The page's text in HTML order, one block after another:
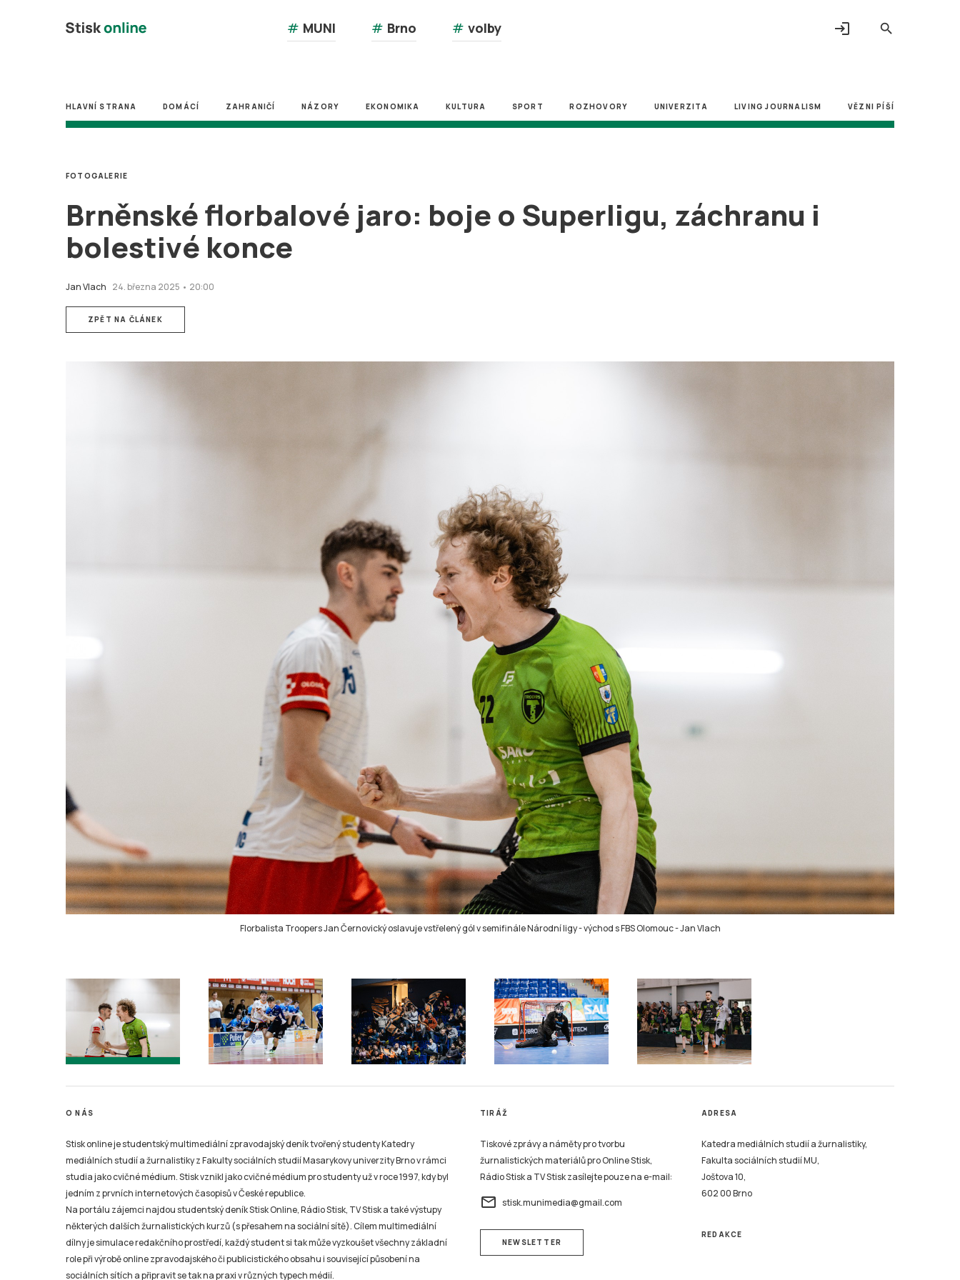
search
# MUNI # Brno # volby login
HLAVNÍ STRANA DOMÁCÍ ZAHRANIČÍ NÁZORY EKONOMIKA KULTURA SPORT ROZHOVORY UNIVERZITA LIVING JOURNALISM VĚZNI PÍŠÍ
Brněnské florbalové jaro: boje o Superligu, záchranu i
bolestivé konce
Jan Vlach 24. března 2025 • 20:00
FOTOGALERIE
ZPĚT NA ČLÁNEK
Florbalista Troopers Jan Černovický oslavuje vstřelený gól v semifinále Národní ligy - východ s FBS Olomouc-Jan Vlach
O NÁS
Stisk online je studentský multimediální zpravodajský deník tvořený studenty Katedry
mediálních studií a žurnalistiky z Fakulty sociálních studií Masarykovy univerzity Brno v rámci
studia jako cvičné médium. Stisk vznikl jako cvičné médium pro studenty už v roce 1997, kdy byl
jedním z prvních internetových časopisů v České republice.
Na portálu zájemci najdou studentský deník Stisk Online, Rádio Stisk, TV Stisk a také výstupy
některých dalších žurnalistických kurzů (s přesahem na sociální sítě). Cílem multimediální
dílny je simulace redakčního prostředí, každý student si tak může vyzkoušet všechny základní
role při výrobě online zpravodajského či publicistického obsahu i související působení na
sociálních sítích a připravit se tak na praxi v různých typech médií.
TIRÁŽ
Tiskové zprávy a náměty pro tvorbu
žurnalistických materiálů pro Online Stisk,
Rádio Stisk a TV Stisk zasílejte pouze na e-mail:
email stisk.munimedia@gmail.com
NEWSLETTER
ADRESA
Katedra mediálních studií a žurnalistiky,
Fakulta sociálních studií MU,
Joštova 10,
602 00 Brno
REDAKCE